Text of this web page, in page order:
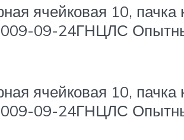
ячейковая 10, пачка
09-24ГНЦЛС
ячейковая 10, пачка
09-24ГНЦЛС